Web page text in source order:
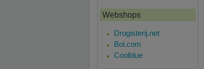
Webshops
Drogisterij.net
Bol.com
Coolblue